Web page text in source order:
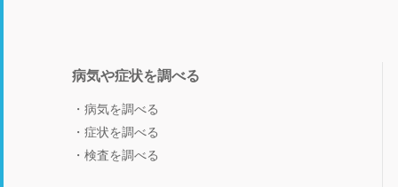
病気や症状を調べる
病気を調べる
症状を調べる
検査を調べる